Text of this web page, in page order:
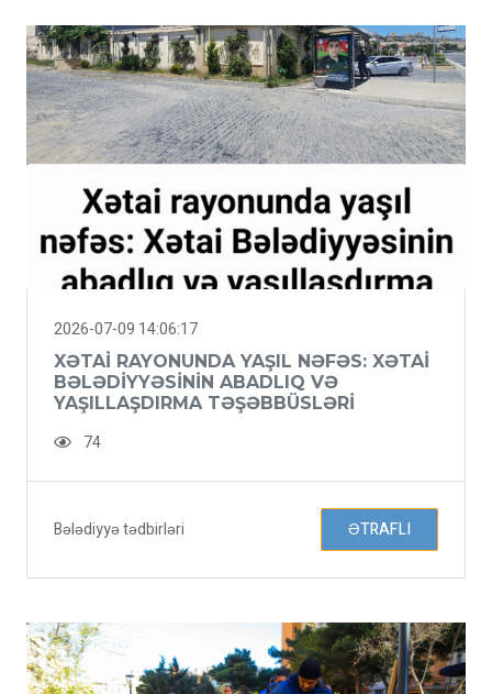
2026-07-09 14:06:17
XƏTAI RAYONUNDA YAŞIL NƏFƏS: XƏTAI
BƏLƏDIYYƏSININ ABADLIQ VƏ
YAŞILLAŞDIRMA TƏŞƏBBÜSLƏRI
74
Bələdiyyə tədbirləri ƏTRAFLI